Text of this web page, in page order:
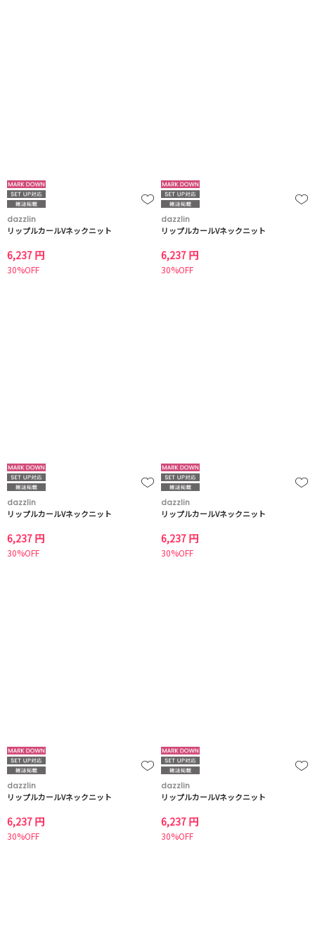
dazzlin
リップルカールVネックニット
6,237 円
30%OFF
dazzlin
リップルカールVネックニット
6,237 円
30%OFF
dazzlin
リップルカールVネックニット
6,237 円
30%OFF
dazzlin
リップルカールVネックニット
6,237 円
30%OFF
dazzlin
リップルカールVネックニット
6,237 円
30%OFF
dazzlin
リップルカールVネックニット
6,237 円
30%OFF